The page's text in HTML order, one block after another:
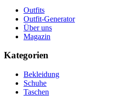
Outfits
Outfit-Generator
Über uns
Magazin
Kategorien
Bekleidung
Schuhe
Taschen